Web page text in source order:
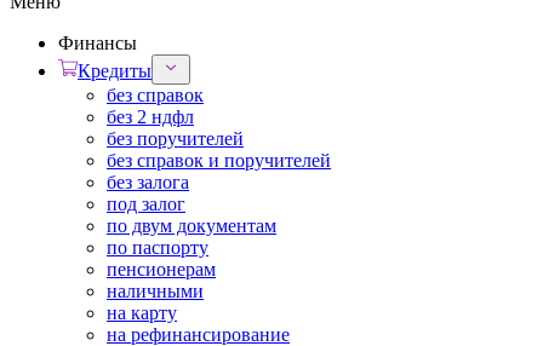
Финансы
Кредиты
без справок
без 2 ндфл
без поручителей
без справок и поручителей
без залога
под залог
по двум документам
по паспорту
пенсионерам
наличными
на карту
на рефинансирование